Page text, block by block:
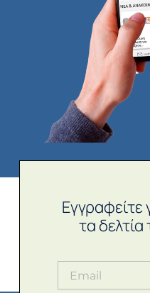
Εγγραφείτε
τα